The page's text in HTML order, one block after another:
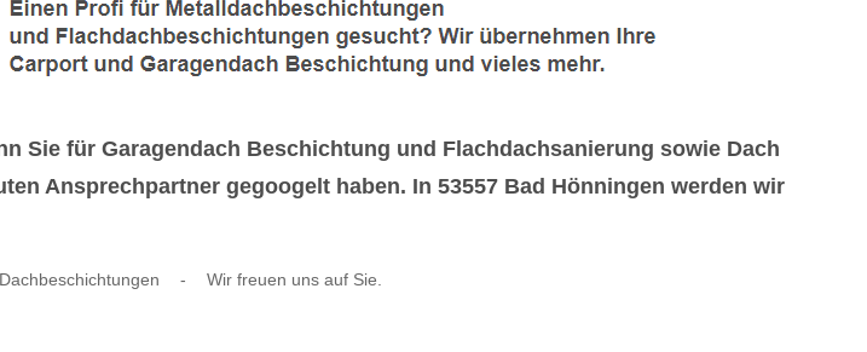
Sie für Garagendach Beschichtung und Flachdachsanierung sowie Dach
Ansprechpartner gegoogelt haben. In 53557 Bad Hönningen werden wir
- Wir freuen uns auf Sie.